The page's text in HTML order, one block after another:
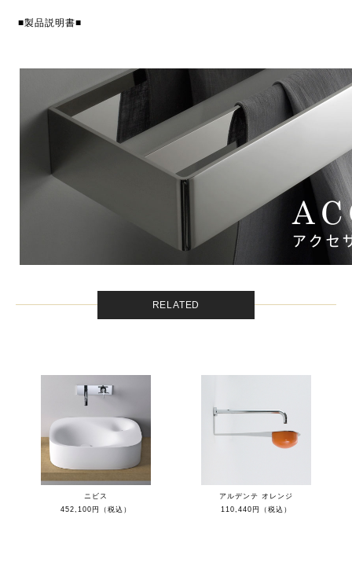
■製品説明書■
RELATED
ニビス
452,100円（税込）
アルデンテ オレンジ
110,440円（税込）